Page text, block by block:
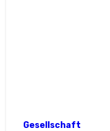
Gesellschaft